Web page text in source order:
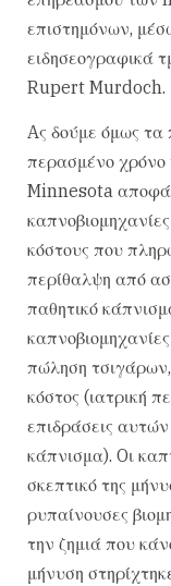
επιστημόνων,
ειδησεογραφικά
Rupert Murdoch.
Aς δούμε όμως
περασμένο χρόνο
Minnesota
κόστους που
περίθαλψη από
παθητικό
πώληση
κόστος (ιατρική
επιδράσεις
κάπνισμα). Oι
σκεπτικό της
ρυπαίνουσες
την ζημιά που
μήνυση